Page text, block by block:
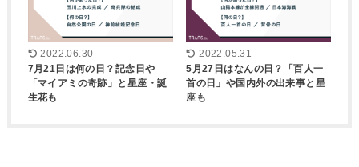
2022.06.30
7月21日は何の日？記念日や
「マイアミの奇跡」と星座・誕
生花も
2022.05.31
5月27日はなんの日？「百人一
首の日」や国内外の出来事と星
座も